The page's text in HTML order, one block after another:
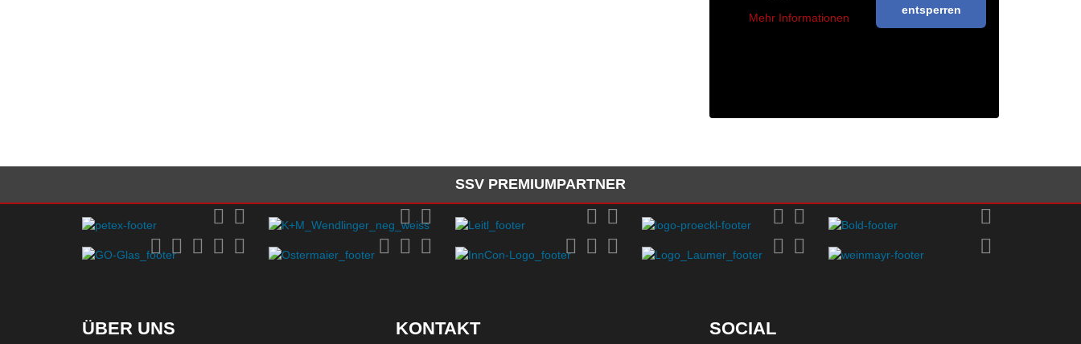
Mehr Informationen
entsperren
SSV PREMIUMPARTNER
ÜBER UNS KONTAKT SOCIAL